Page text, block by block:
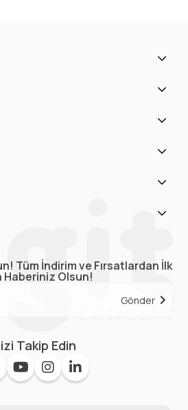
Tüm İndirim ve Fırsatlardan İlk
Haberiniz Olsun!
Gönder
Takip Edin